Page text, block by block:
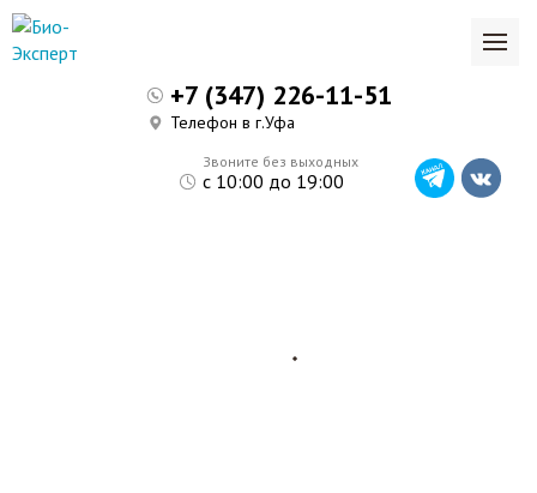
Звоните без выходных
с 10:00 до 19:00
+7 (347) 226-11-51
Телефон в г.Уфа